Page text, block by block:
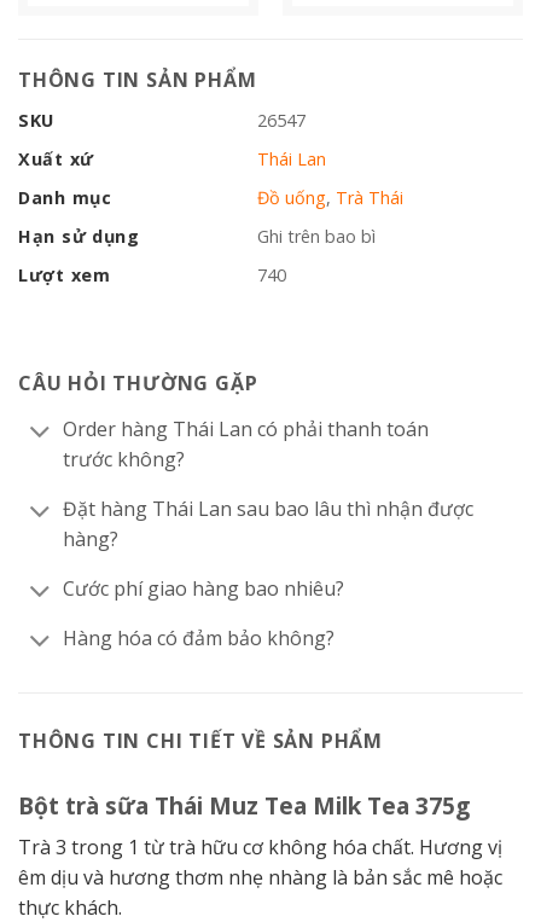
THÔNG TIN SẢN PHẨM
SKU
26547
Xuất xứ
Thái Lan
Danh mục
Đồ uống, Trà Thái
Hạn sử dụng
Ghi trên bao bì
Lượt xem
740
CÂU HỎI THƯỜNG GẶP
Order hàng Thái Lan có phải thanh toán
trước không?
Đặt hàng Thái Lan sau bao lâu thì nhận được
hàng?
Cước phí giao hàng bao nhiêu?
Hàng hóa có đảm bảo không?
THÔNG TIN CHI TIẾT VỀ SẢN PHẨM
Bột trà sữa Thái Muz Tea Milk Tea 375g
Trà 3 trong 1 từ trà hữu cơ không hóa chất. Hương vị
êm dịu và hương thơm nhẹ nhàng là bản sắc mê hoặc
thực khách.